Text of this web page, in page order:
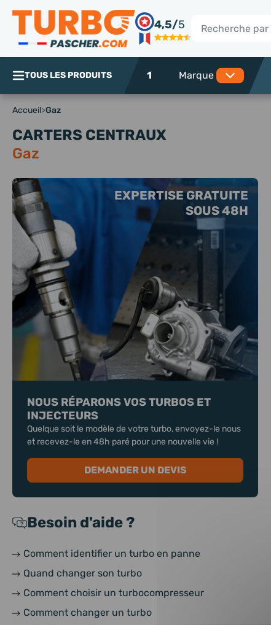
4,5/5
Rechercher
TOUS LES PRODUITS 1
Accueil>Gaz
CARTERS CENTRAUX
Gaz
EXPERTISE GRATUITE
SOUS 48H
NOUS RÉPARONS VOS TURBOS ET
INJECTEURS
Quelque soit le modèle de votre turbo, envoyez-le nous
et recevez-le en 48h paré pour une nouvelle vie !
DEMANDER UN DEVIS
Besoin d'aide ?
Comment identifier un turbo en panne
Quand changer son turbo
Comment choisir un turbocompresseur
Comment changer un turbo
Panneau de gestion des cookies